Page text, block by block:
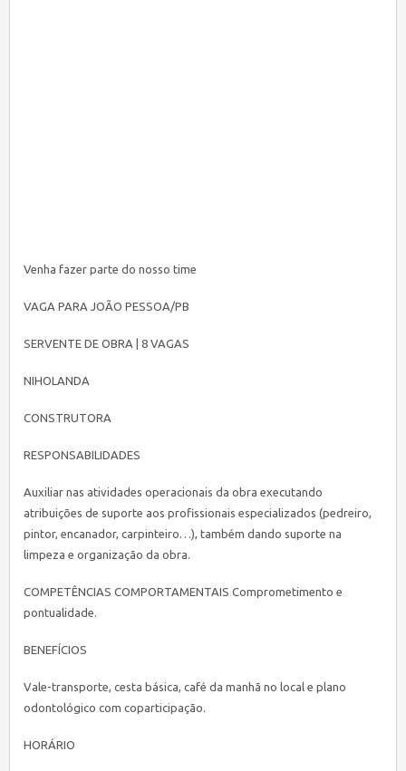
Venha fazer parte do nosso time
VAGA PARA JOÃO PESSOA/PB
SERVENTE DE OBRA | 8 VAGAS
NIHOLANDA
CONSTRUTORA
RESPONSABILIDADES
Auxiliar nas atividades operacionais da obra executando
atribuições de suporte aos profissionais especializados (pedreiro,
pintor, encanador, carpinteiro…), também dando suporte na
limpeza e organização da obra.
COMPETÊNCIAS COMPORTAMENTAIS Comprometimento e
pontualidade.
BENEFÍCIOS
Vale-transporte, cesta básica, café da manhã no local e plano
odontológico com coparticipação.
HORÁRIO